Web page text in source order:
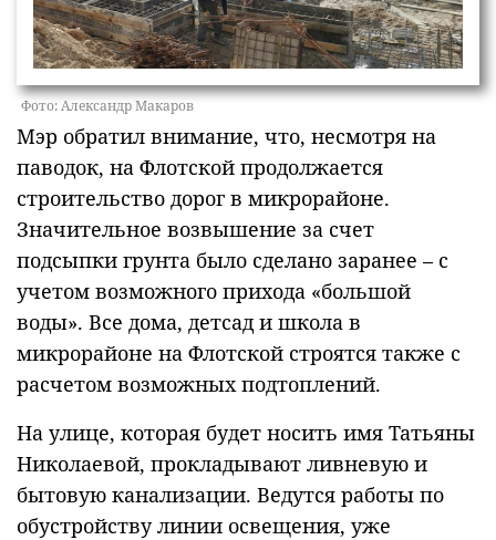
Фото: Александр Макаров
Мэр обратил внимание, что, несмотря на
паводок, на Флотской продолжается
строительство дорог в микрорайоне.
Значительное возвышение за счет
подсыпки грунта было сделано заранее – с
учетом возможного прихода «большой
воды». Все дома, детсад и школа в
микрорайоне на Флотской строятся также с
расчетом возможных подтоплений.
На улице, которая будет носить имя Татьяны
Николаевой, прокладывают ливневую и
бытовую канализации. Ведутся работы по
обустройству линии освещения, уже